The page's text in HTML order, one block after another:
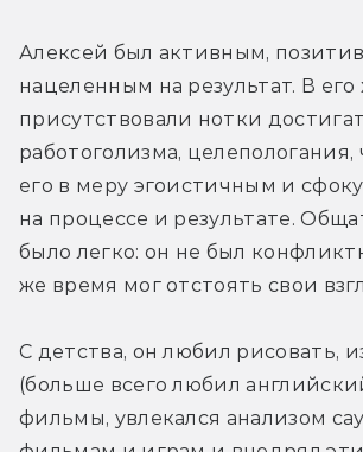
Алексей был активным,
нацеленным на результат. В его
присутствовали нотки
работоголизма, целепологания,
его в меру эгоистичным и
на процессе и результате.
было легко: он не был
же время мог отстоять свои
С детства, он любил рисовать,
(больше всего любил
фильмы, увлекался анализом